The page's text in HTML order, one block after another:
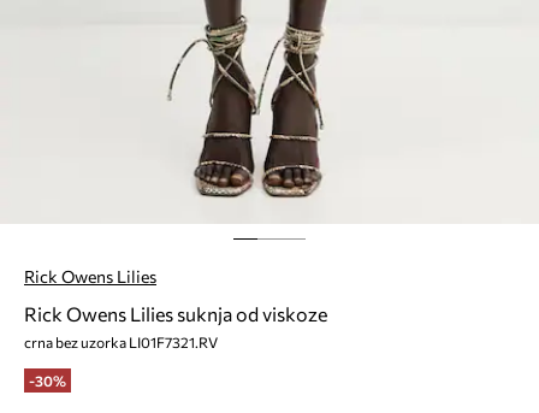
Rick Owens Lilies
Rick Owens Lilies suknja od viskoze
crna bez uzorka LI01F7321.RV
-30%